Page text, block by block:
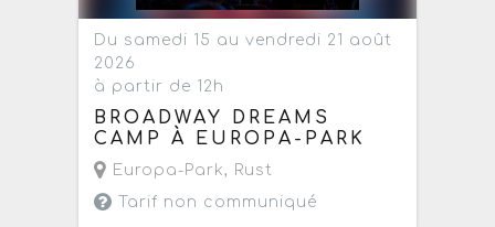
Du samedi 15 au vendredi 21 août
2026
à partir de 12h
BROADWAY DREAMS
CAMP À EUROPA-PARK
Europa-Park, Rust
Tarif non communiqué